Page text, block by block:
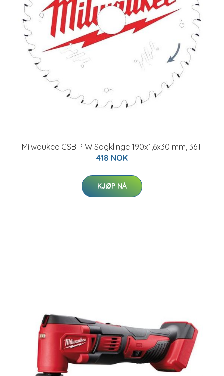
Milwaukee CSB P W Sagklinge 190x1,6x30 mm, 36T
418 NOK
KJØP NÅ